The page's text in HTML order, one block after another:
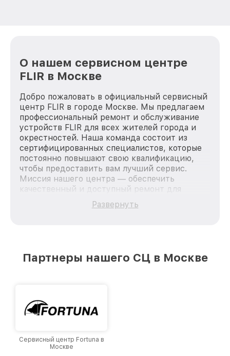
О нашем сервисном центре
FLIR в Москве
Добро пожаловать в официальный сервисный
центр FLIR в городе Москве. Мы предлагаем
профессиональный ремонт и обслуживание
устройств FLIR для всех жителей города и
окрестностей. Наша команда состоит из
сертифицированных специалистов, которые
постоянно повышают свою квалификацию,
чтобы предоставить вам лучший сервис.
Миссия нашего центра — обеспечить
качественный и доступный ремонт для
каждого пользователя продукции FLIR, вне
зависимости от сложности поломки. Мы
Москве, постоянно повышая уровень доверия
Развернуть
Партнеры нашего СЦ в Москве
Сервисный центр Fortuna в
Москве